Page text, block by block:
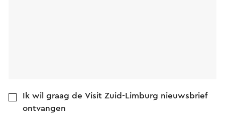
Ik wil graag de Visit Zuid-Limburg nieuwsbrief
ontvangen